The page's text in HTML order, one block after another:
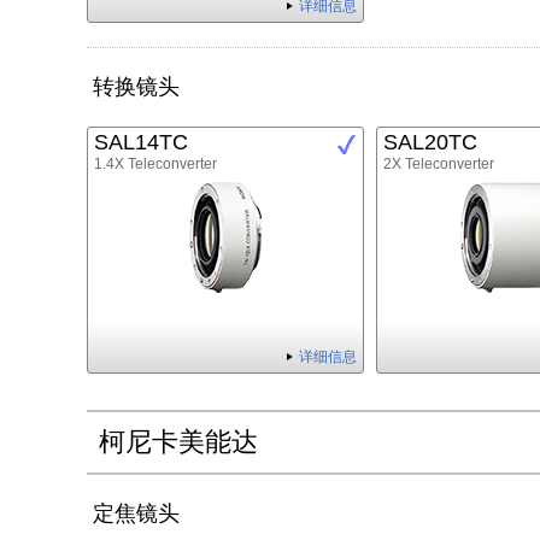
详细信息
转换镜头
SAL14TC
1.4X Teleconverter
详细信息
SAL20TC
2X Teleconverter
柯尼卡美能达
定焦镜头